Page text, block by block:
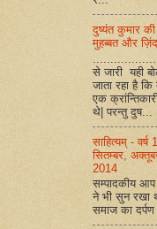
दुष्यंत कुमार की
मुहब्बत और
..................
से जारी यही
जाता रहा है
एक
थे| परन्तु दुष...
साहित्यम् -
सितम्बर,
2014
सम्पादकीय आप
ने भी सुन रखा
समाज का